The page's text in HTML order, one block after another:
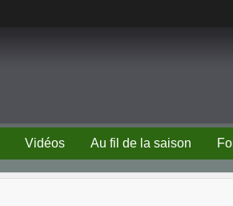
Vidéos Au fil de la saison